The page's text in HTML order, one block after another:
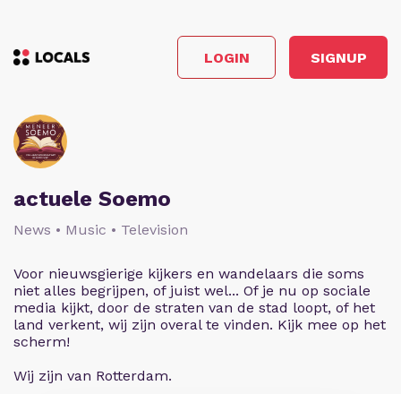
LOGIN SIGNUP
actuele Soemo
News • Music • Television
Voor nieuwsgierige kijkers en wandelaars die soms
niet alles begrijpen, of juist wel... Of je nu op sociale
media kijkt, door de straten van de stad loopt, of het
land verkent, wij zijn overal te vinden. Kijk mee op het
scherm!
Wij zijn van Rotterdam.